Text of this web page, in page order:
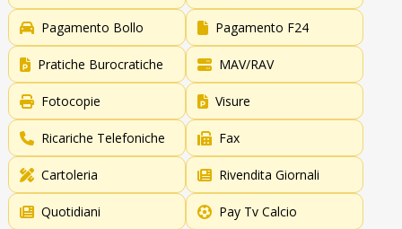
Pagamento Bollo Pagamento F24
Pratiche Burocratiche MAV/RAV
Fotocopie Visure
Ricariche Telefoniche Fax
Cartoleria Rivendita Giornali
Quotidiani Pay Tv Calcio